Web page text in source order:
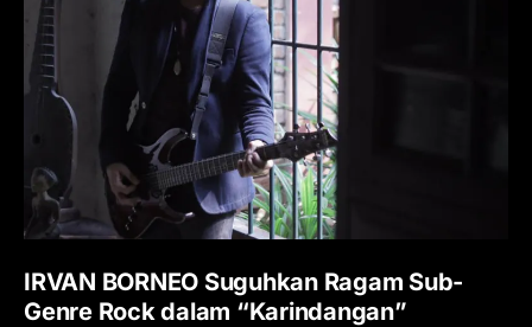
IRVAN BORNEO Suguhkan Ragam Sub-
Genre Rock dalam “Karindangan”